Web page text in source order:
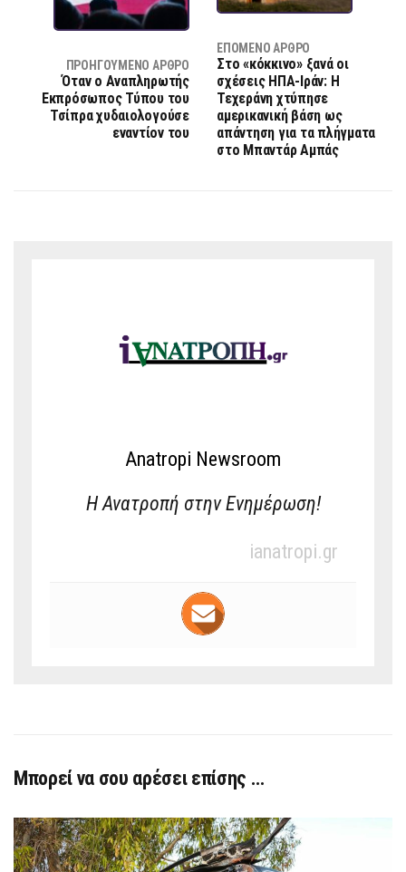
ΠΡΟΗΓΟΎΜΕΝΟ ΆΡΘΡΟ
Όταν ο Αναπληρωτής
Εκπρόσωπος Τύπου του
Τσίπρα χυδαιολογούσε
εναντίον του
ΕΠΌΜΕΝΟ ΆΡΘΡΟ
Στο «κόκκινο» ξανά οι
σχέσεις ΗΠΑ-Ιράν: Η
Τεχεράνη χτύπησε
αμερικανική βάση ως
απάντηση για τα πλήγματα
στο Μπαντάρ Αμπάς
Anatropi Newsroom
Η Ανατροπή στην Ενημέρωση!
ianatropi.gr
Μπορεί να σου αρέσει επίσης …